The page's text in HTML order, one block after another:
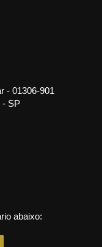
- 01306-901
- SP
abaixo: